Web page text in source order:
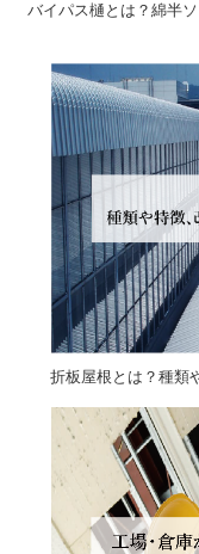
バイパス樋とは？綿半
折板屋根とは？種類